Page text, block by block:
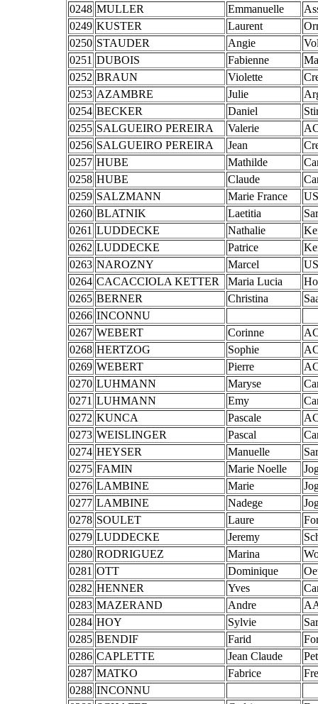
0248 MULLER Emmanuelle
0249 KUSTER Laurent
0250 STAUDER Angie
0251 DUBOIS Fabienne
0252 BRAUN Violette
0253 AZAMBRE Julie
0254 BECKER Daniel
0255 SALGUEIRO PEREIRA Valerie
0256 SALGUEIRO PEREIRA Jean
0257 HUBE Mathilde
0258 HUBE Claude
0259 SALZMANN Marie France
0260 BLATNIK Laetitia
0261 LUDDECKE Nathalie
0262 LUDDECKE Patrice
0263 NAROZNY Marcel
0264 CACACCIOLA KETTER Maria Lucia
0265 BERNER Christina
0266 INCONNU
0267 WEBERT Corinne
0268 HERTZOG Sophie
0269 WEBERT Pierre
0270 LUHMANN Maryse
0271 LUHMANN Emy
0272 KUNCA Pascale
0273 WEISLINGER Pascal
0274 HEYSER Manuelle
0275 FAMIN Marie Noelle
0276 LAMBINE Marie
0277 LAMBINE Nadege
0278 SOULET Laure
0279 LUDDECKE Jeremy
0280 RODRIGUEZ Marina
0281 OTT Dominique
0282 HENNER Yves
0283 MAZERAND Andre
0284 HOY Sylvie
0285 BENDIF Farid
0286 CAPLETTE Jean Claude
0287 MATKO Fabrice
0288 INCONNU